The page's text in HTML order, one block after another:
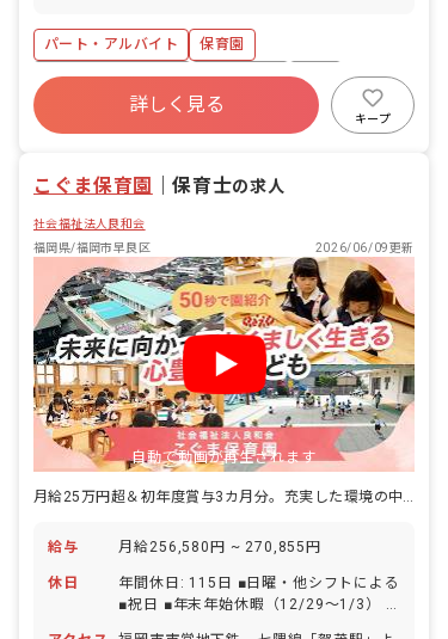
パート・アルバイト
保育園
ボーナス・賞与あり
土日祝休み
有給
昇給昇進あり
産休育休制度
詳しく見る
キープ
こぐま保育園 ｜保育士の求人
社会福祉法人良和会
福岡県/福岡市早良区
2026/06/09更新
自動で動画が再生されます
月給25万円超＆初年度賞与3カ月分。充実した環境の中で働きませんか？
給与 月給256,580円 ~ 270,855円
休日
年間休日: 115日 ■日曜・他シフトによる
■祝日 ■年末年始休暇（12/29～1/3） ■